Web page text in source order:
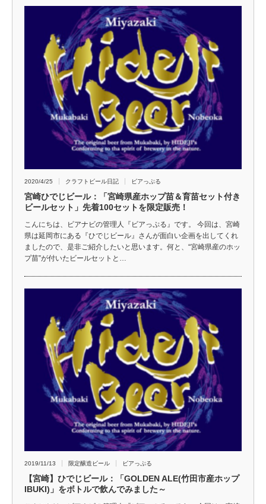
2020/4/25 クラフトビール日記 ビアっぷる
宮崎ひでじビール：「宮崎県産ホップ苗＆育苗セット付き
ビールセット」先着100セットを限定販売！
こんにちは、ビアナビの管理人『ビアっぷる』です。 今回は、宮崎
県は延岡市にある『ひでじビール』さんが面白い企画を出してくれ
ましたので、是非ご紹介したいと思います。何と、“宮崎県産のホッ
プ苗”が付いたビールセットと…
2019/11/13 限定醸造ビール ビアっぷる
【宮崎】ひでじビール：「GOLDEN ALE(竹田市産ホップ
IBUKI)」をボトルで飲んでみました～